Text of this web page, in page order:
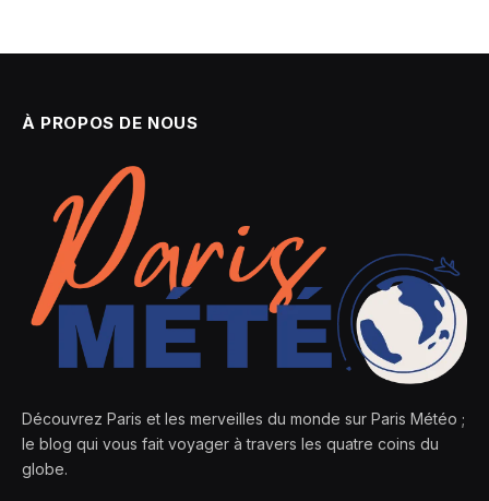
À PROPOS DE NOUS
Découvrez Paris et les merveilles du monde sur Paris Météo ;
le blog qui vous fait voyager à travers les quatre coins du
globe.